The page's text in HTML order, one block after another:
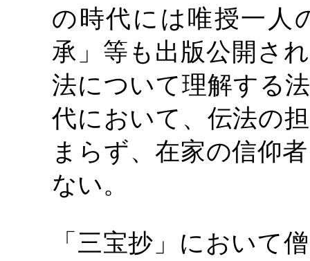
の時代には唯授一人
承」等も出版公開さ
法について理解する
代において、伝法の
まらず、在家の信仰
ない。
「三宝抄」において